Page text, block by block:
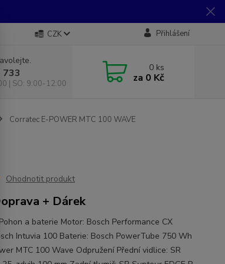
CZK Přihlášení
733
| SO: 9:00-12:00
0 ks
za 0 Kč
Corratec E-POWER MTC 100 WAVE
Ohodnotit produkt
+ Dárek
a baterie Motor: Bosch Performance CX
Intuvia 100 Baterie: Bosch PowerTube 750 Wh
MTC 100 Wave Odpružení Přední vidlice: SR